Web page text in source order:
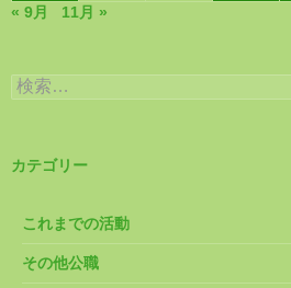
« 9月
11月 »
検
索:
カテゴリー
これまでの活動
その他公職